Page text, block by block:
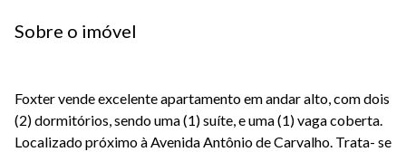
Sobre o imóvel
Foxter vende excelente apartamento em andar alto, com dois
(2) dormitórios, sendo uma (1) suíte, e uma (1) vaga coberta.
Localizado próximo à Avenida Antônio de Carvalho. Trata- se